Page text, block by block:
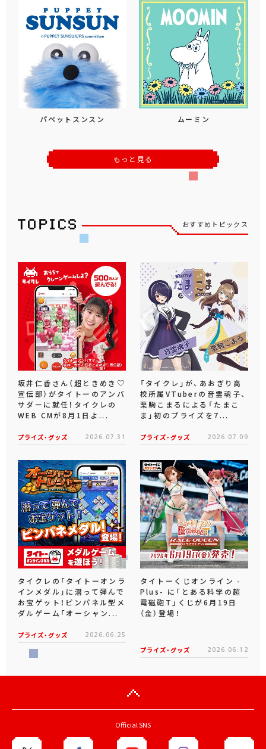
パペットスンスン ムーミン
もっと見る
おすすめトピックス
坂井仁香さん（超ときめき♡
宣伝部）がタイトーのアンバ
サダーに就任！タイクレの
WEB CMが8月1日よ...
プライズ・グッズ 2026.07.31
「タイクレ」が、あおぎり高
校所属VTuberの音霊魂子、
栗駒こまるによる「たまこ
ま」初のプライズを7...
プライズ・グッズ 2026.07.09
タイクレの「タイトーオンラ
インメダル」に潜って弾んで
お宝ゲット！ピンパネル型メ
ダルゲーム「オーシャン...
プライズ・グッズ 2026.06.25
タイトーくじオンライン -
Plus- に「とある科学の超
電磁砲T」くじが6月19日
（金）登場！
プライズ・グッズ 2026.06.12
Official SNS